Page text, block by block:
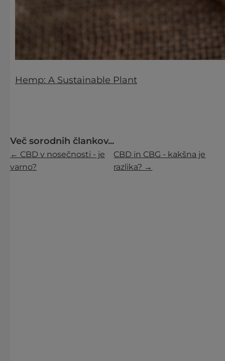
Hemp: A Sustainable Plant
Več sorodnih člankov...
← CBD v nosečnosti - je
varno?
CBD in CBG - kakšna je
razlika? →